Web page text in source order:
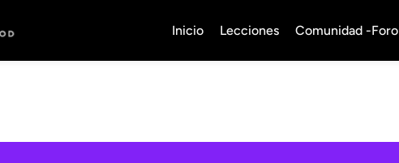
Inicio Lecciones Comunidad -Foro